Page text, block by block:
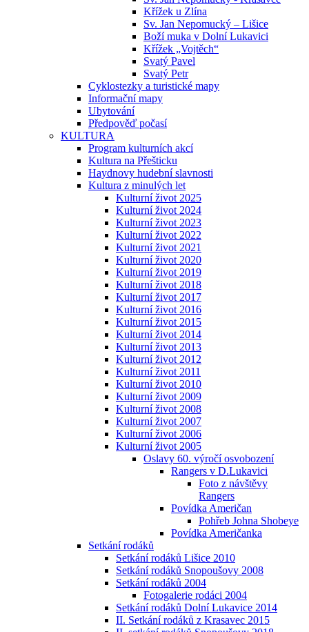
Křížek u Zlína
Sv. Jan Nepomucký – Lišice
Boží muka v Dolní Lukavici
Křížek „Vojtěch“
Svatý Pavel
Svatý Petr
Cyklostezky a turistické mapy
Informační mapy
Ubytování
Předpověď počasí
KULTURA
Program kulturních akcí
Kultura na Přešticku
Haydnovy hudební slavnosti
Kultura z minulých let
Kulturní život 2025
Kulturní život 2024
Kulturní život 2023
Kulturní život 2022
Kulturní život 2021
Kulturní život 2020
Kulturní život 2019
Kulturní život 2018
Kulturní život 2017
Kulturní život 2016
Kulturní život 2015
Kulturní život 2014
Kulturní život 2013
Kulturní život 2012
Kulturní život 2011
Kulturní život 2010
Kulturní život 2009
Kulturní život 2008
Kulturní život 2007
Kulturní život 2006
Kulturní život 2005
Oslavy 60. výročí osvobození
Rangers v D.Lukavici
Foto z návštěvy
Rangers
Povídka Američan
Pohřeb Johna Shobeye
Povídka Američanka
Setkání rodáků
Setkání rodáků Lišice 2010
Setkání rodáků Snopoušovy 2008
Setkání rodáků 2004
Fotogalerie rodáci 2004
Setkání rodáků Dolní Lukavice 2014
II. Setkání rodáků z Krasavec 2015